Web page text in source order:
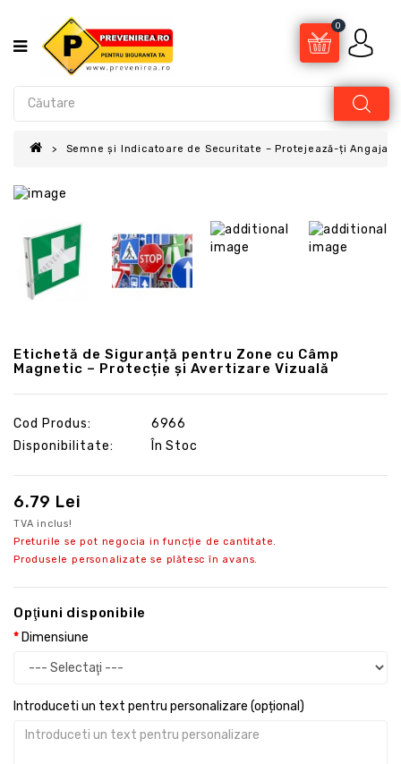
0
Semne și Indicatoare de Securitate – Protejează-ți
Etichetă de Siguranță pentru Zone cu Câmp
Magnetic – Protecție și Avertizare Vizuală
Cod Produs:
6966
Disponibilitate:
În Stoc
6.79 Lei
TVA inclus!
Preturile se pot negocia in funcție de cantitate.
Produsele personalizate se plătesc în avans.
Opţiuni disponibile
Dimensiune
Introduceti un text pentru personalizare (opțional)